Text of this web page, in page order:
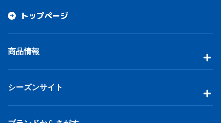
トップページ
商品情報
シーズンサイト